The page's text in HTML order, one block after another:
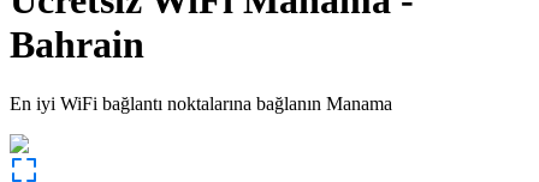
Bahrain
En iyi WiFi bağlantı noktalarına bağlanın Manama